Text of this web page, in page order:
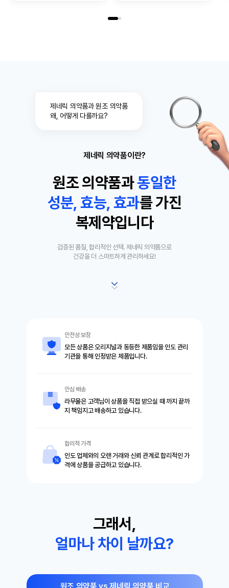
제네릭 의약품과 원조 의약품
왜, 어떻게 다를까요?
제네릭 의약품이란?
원조 의약품과동일한
성분, 효능, 효과를 가진
복제약입니다
검증된 품질, 합리적인 선택. 제네릭 의약품으로
건강을 더 스마트하게 관리하세요!
안전성 보장
모든 상품은 오리지널과 동등한 제품임을 인도 관리
기관을 통해 인정받은 제품입니다.
안심 배송
라무몰은 고객님이 상품을 직접 받으실 때 까지 끝까
지 책임지고 배송하고 있습니다.
합리적 가격
인도 업체와의 오랜 거래와 신뢰 관계로 합리적인 가
격에 상품을 공급하고 있습니다.
그래서,
얼마나 차이 날까요?
원조 의약품 vs 제네릭 의약품 비교